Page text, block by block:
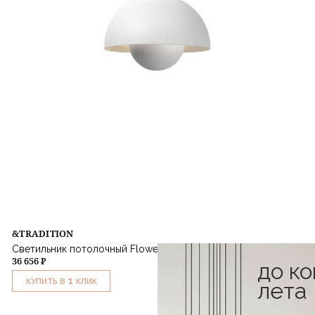
&TRADITION
Светильник потолочный Flowerpot VP1 Matt White
36 656 ₽
КУПИТЬ В 1 КЛИК до
лета